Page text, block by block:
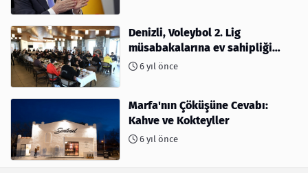
Denizli, Voleybol 2. Lig
müsabakalarına ev sahipliği
yapıyor
6 yıl önce
Marfa'nın Çöküşüne Cevabı:
Kahve ve Kokteyller
6 yıl önce